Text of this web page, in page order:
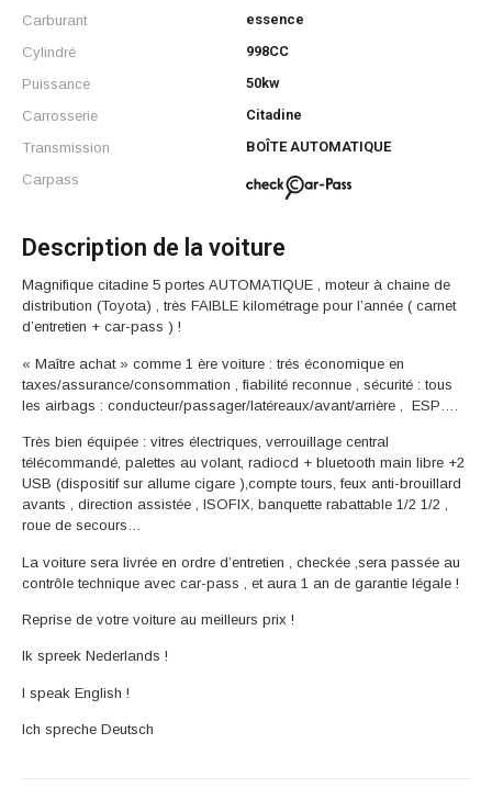
Carburant
Cylindré
Puissance
Carrosserie
Transmission
Carpass
essence
998CC
50kw
Citadine
BOÎTE AUTOMATIQUE
Description de la voiture
Magnifique citadine 5 portes AUTOMATIQUE , moteur à chaine de
distribution (Toyota) , très FAIBLE kilométrage pour l’année ( carnet
d’entretien + car-pass ) !
« Maître achat » comme 1 ère voiture : trés économique en
taxes/assurance/consommation , fiabilité reconnue , sécurité : tous
les airbags : conducteur/passager/latéreaux/avant/arrière , ESP….
Très bien équipée : vitres électriques, verrouillage central
télécommandé, palettes au volant, radiocd + bluetooth main libre +2
USB (dispositif sur allume cigare ),compte tours, feux anti-brouillard
avants , direction assistée , ISOFIX, banquette rabattable 1/2 1/2 ,
roue de secours…
La voiture sera livrée en ordre d’entretien , checkée ,sera passée au
contrôle technique avec car-pass , et aura 1 an de garantie légale !
Reprise de votre voiture au meilleurs prix !
Ik spreek Nederlands !
I speak English !
Ich spreche Deutsch